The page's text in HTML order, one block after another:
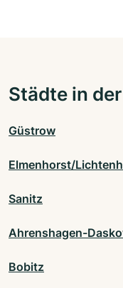
Städte in
Güstrow
Elmenhorst/
Sanitz
Ahrenshagen-
Bobitz